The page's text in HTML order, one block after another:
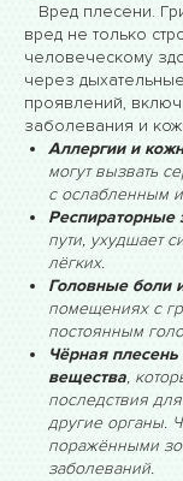
Вред плесени.
вред не только
человеческому
через
проявлений,
заболевания и
Аллергии и
могут вызвать
с ослабленным
Респираторные
пути, ухудшает
лёгких.
Головные боли
помещениях с
постоянным
Чёрная
вещества,
последствия
другие органы.
поражёнными
заболеваний.